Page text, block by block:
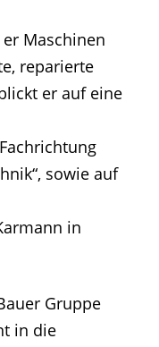
Maschinen
reparierte
er auf eine
sowie auf
in
Gruppe
in die